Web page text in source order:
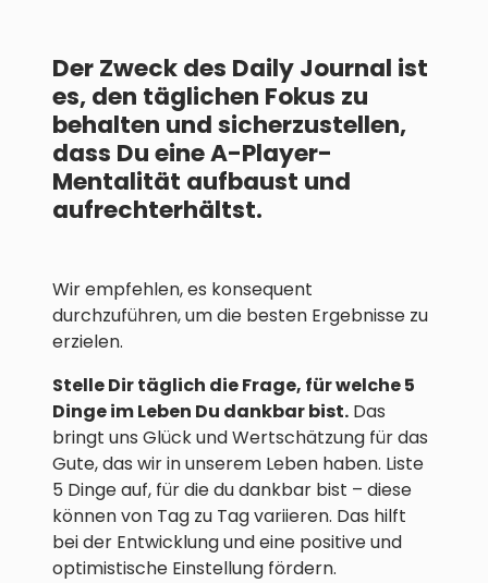
Der Zweck des Daily Journal ist
es, den täglichen Fokus zu
behalten und sicherzustellen,
dass Du eine A-Player-
Mentalität aufbaust und
aufrechterhältst.
Wir empfehlen, es konsequent
durchzuführen, um die besten Ergebnisse zu
erzielen.
Stelle Dir täglich die Frage, für welche 5
Dinge im Leben Du dankbar bist. Das
bringt uns Glück und Wertschätzung für das
Gute, das wir in unserem Leben haben. Liste
5 Dinge auf, für die du dankbar bist – diese
können von Tag zu Tag variieren. Das hilft
bei der Entwicklung und eine positive und
optimistische Einstellung fördern.